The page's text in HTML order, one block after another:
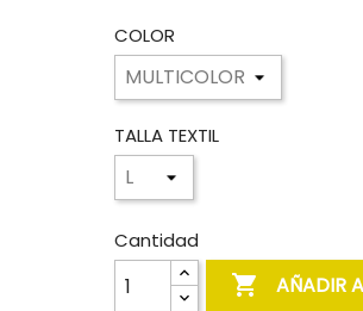
COLOR
TALLA TEXTIL
Cantidad
 AÑADIR